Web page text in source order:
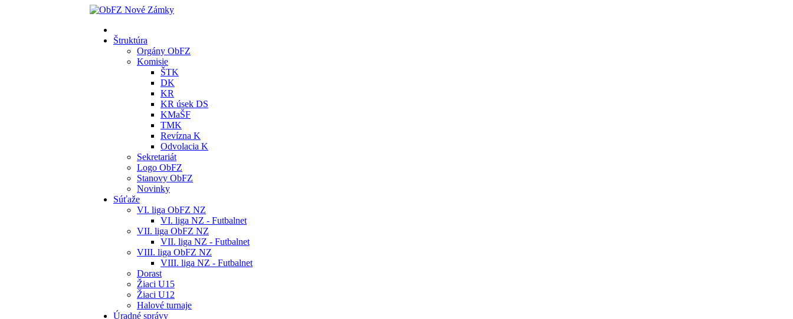
Štruktúra
Orgány ObFZ
Komisie
ŠTK
DK
KR
KR úsek DS
KMaŠF
TMK
Revízna K
Odvolacia K
Sekretariát
Logo ObFZ
Stanovy ObFZ
Novinky
Súťaže
VI. liga ObFZ NZ
VI. liga NZ - Futbalnet
VII. liga ObFZ NZ
VII. liga NZ - Futbalnet
VIII. liga ObFZ NZ
VIII. liga NZ - Futbalnet
Dorast
Žiaci U15
Žiaci U12
Halové turnaje
Úradné správy